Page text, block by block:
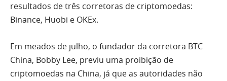
resultados de três corretoras de criptomoedas:
Binance, Huobi e OKEx.
Em meados de julho, o fundador da corretora BTC
China, Bobby Lee, previu uma proibição de
criptomoedas na China, já que as autoridades não